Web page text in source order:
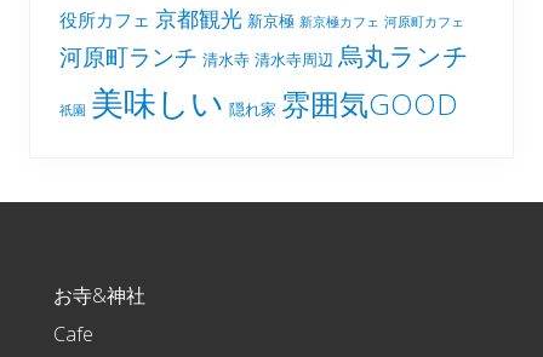
役所カフェ 京都観光 新京極 新京極カフェ 河原町カフェ
河原町ランチ 清水寺 清水寺周辺 烏丸ランチ
祇園 美味しい 隠れ家 雰囲気GOOD
お寺&神社
Cafe